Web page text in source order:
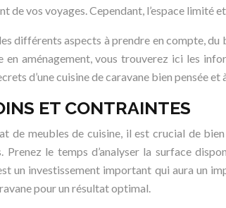
de vos voyages. Cependant, l’espace limité
différents aspects à prendre en compte,
aménagement, vous trouverez ici les
d’une cuisine de caravane bien pensée
ET CONTRAINTES
de meubles de cuisine, il est crucial de
Prenez le temps d’analyser la surface
un investissement important qui aura un
pour un résultat optimal.